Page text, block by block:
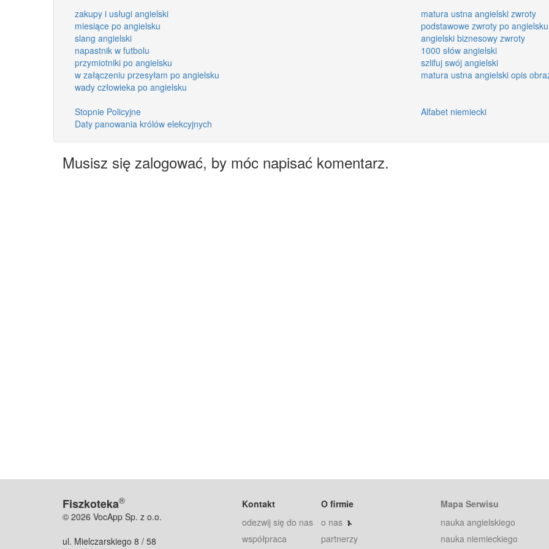
zakupy i usługi angielski
matura ustna angielski zwroty
miesiące po angielsku
podstawowe zwroty po angielsku
slang angielski
angielski biznesowy zwroty
napastnik w futbolu
1000 słów angielski
przymiotniki po angielsku
szlifuj swój angielski
w załączeniu przesyłam po angielsku
matura ustna angielski opis
wady człowieka po angielsku
Stopnie Policyjne
Alfabet niemiecki
Daty panowania królów elekcyjnych
Musisz się zalogować, by móc napisać komentarz.
Fiszkoteka®
© 2026 VocApp Sp. z o.o.
ul. Mielczarskiego 8 / 58
Kontakt
odezwij się do nas
współpraca
O firmie
o nas
partnerzy
Mapa Serwisu
nauka angielskiego
nauka niemieckiego